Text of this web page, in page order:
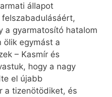
állapot
a gyarmatosító hatalom
ölik egymást a
– Kasmír és
hogy a nagy
el újabb
a tizenötödiket, és